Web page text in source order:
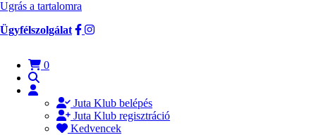
Ugrás a tartalomra
Ügyfélszolgálat
0
Juta Klub belépés
Juta Klub regisztráció
Kedvencek